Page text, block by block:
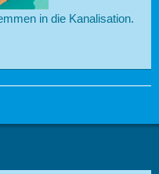
in die Kanalisation.